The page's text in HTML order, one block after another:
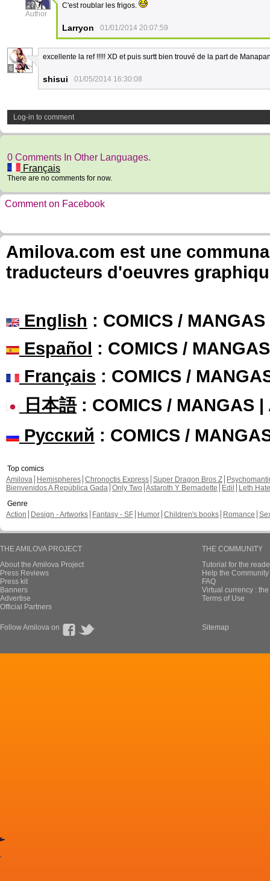
27
Author
C'est roublar les frigos.
Larryon 01/01/2014 20:07:59
6
excellente la ref !!!!! XD et puis surtt bien trouvé de la part de
shisui 01/05/2014 16:30:08
Log-in to comment
0 Comments In Other Languages.
Français
There are no comments for now.
Comment on Facebook
Amilova.com est une
traducteurs d'oeuvres
English : COMICS /
Español : COMICS /
Français : COMICS /
日本語: COMICS / MANGAS |
Русский : COMICS /
Top comics
Amilova
Hemispheres Chronoctis Express Super Dragon Bros Z
Bienvenidos A República Gada Only Two Astaroth Y Bernadette Edil
Leth Hate
Genre
Action
Design - Artworks Fantasy - SF Humor Children's books Romance
THE AMILOVA PROJECT
About the Amilova Project
Press Reviews
Press kit
Banners
Advertise
Official Partners
THE COMMUNITY
Tutorial for the
Help the
FAQ
Virtual currency :
Terms of Use
Follow Amilova on Sitemap